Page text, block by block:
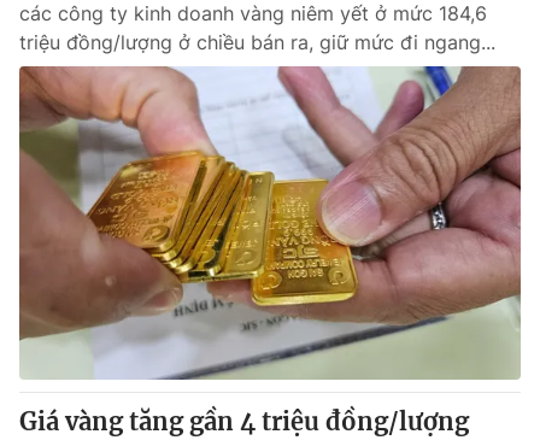
các công ty kinh doanh vàng niêm yết ở mức 184,6
triệu đồng/lượng ở chiều bán ra, giữ mức đi ngang...
Giá vàng tăng gần 4 triệu đồng/lượng